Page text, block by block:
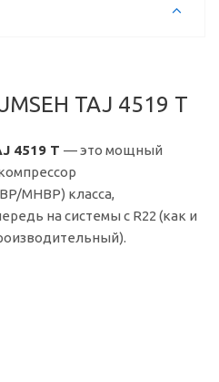
TAJ 4519 T
4519 T — это мощный
MHBP) класса,
на системы с R22 (как и